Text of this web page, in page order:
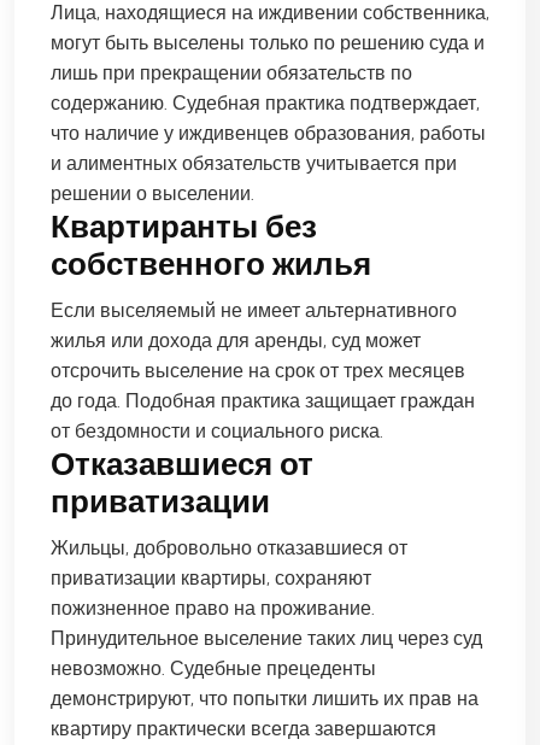
Лица, находящиеся на иждивении собственника,
могут быть выселены только по решению суда и
лишь при прекращении обязательств по
содержанию. Судебная практика подтверждает,
что наличие у иждивенцев образования, работы
и алиментных обязательств учитывается при
решении о выселении.
Квартиранты без
собственного жилья
Если выселяемый не имеет альтернативного
жилья или дохода для аренды, суд может
отсрочить выселение на срок от трех месяцев
до года. Подобная практика защищает граждан
от бездомности и социального риска.
Отказавшиеся от
приватизации
Жильцы, добровольно отказавшиеся от
приватизации квартиры, сохраняют
пожизненное право на проживание.
Принудительное выселение таких лиц через суд
невозможно. Судебные прецеденты
демонстрируют, что попытки лишить их прав на
квартиру практически всегда завершаются